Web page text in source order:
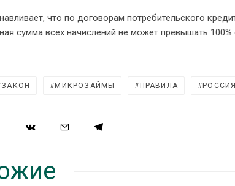
что по договорам потребительского
сумма всех начислений не может превышать
ЗАКОН МИКРОЗАЙМЫ ПРАВИЛА РОССИЯ